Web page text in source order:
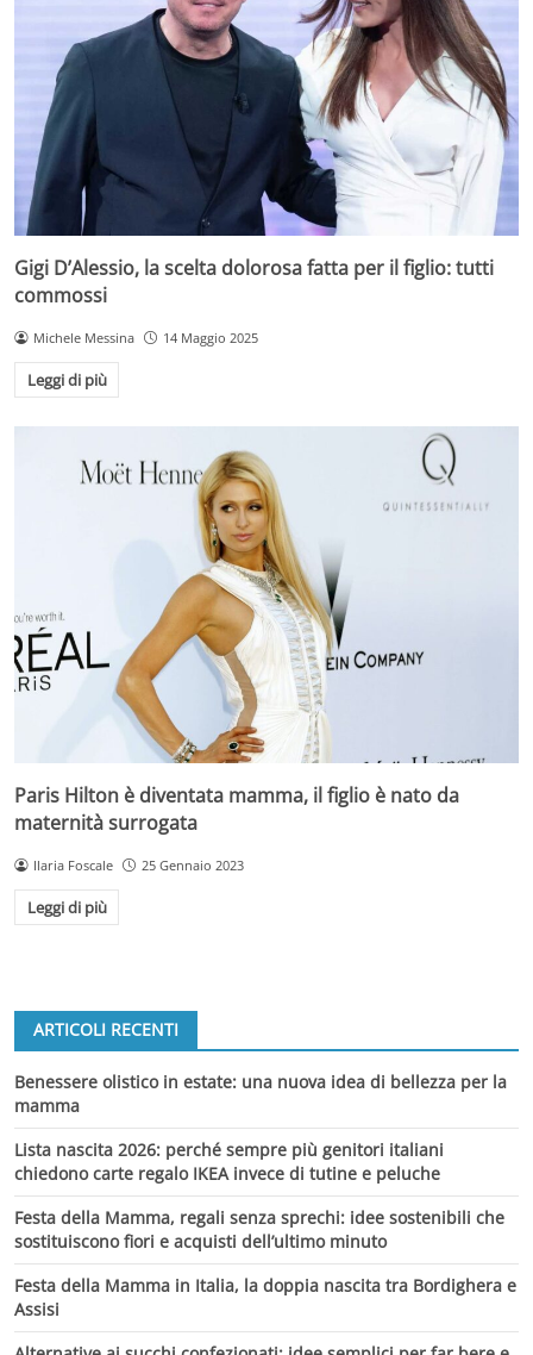
Gigi D’Alessio, la scelta dolorosa fatta per il figlio: tutti
commossi
Michele Messina 14 Maggio 2025
Leggi di più
Paris Hilton è diventata mamma, il figlio è nato da
maternità surrogata
Ilaria Foscale 25 Gennaio 2023
Leggi di più
ARTICOLI RECENTI
Benessere olistico in estate: una nuova idea di bellezza per la
mamma
Lista nascita 2026: perché sempre più genitori italiani
chiedono carte regalo IKEA invece di tutine e peluche
Festa della Mamma, regali senza sprechi: idee sostenibili che
sostituiscono fiori e acquisti dell’ultimo minuto
Festa della Mamma in Italia, la doppia nascita tra Bordighera e
Assisi